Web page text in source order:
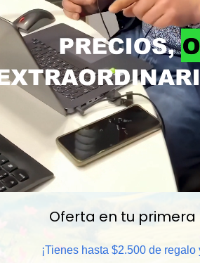
Oferta en tu
¡Tienes hasta $2.500 de
📦
⏰